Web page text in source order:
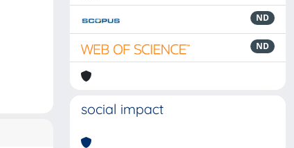
ND
ND
social impact